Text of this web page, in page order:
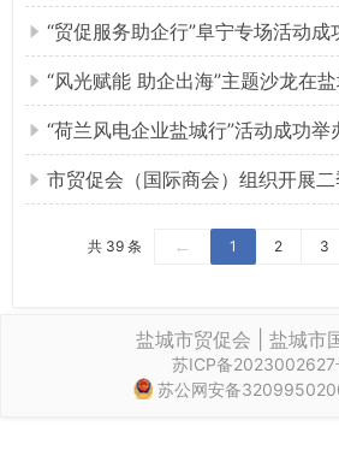
训成功举办
“贸促服务助企行”阜宁专场活动成
“风光赋能 助企出海”主题沙龙在
“荷兰风电企业盐城行”活动成功举
市贸促会（国际商会）组织开展
共 39 条 ← 1 2 3
盐城市贸促会 | 盐城市
苏ICP备2023002627
苏公网安备